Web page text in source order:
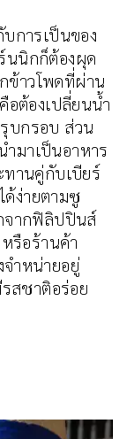
การเป็นของ
นนิกก็ต้องผุด
ข้าวโพดที่ผ่าน
อต้องเปลี่ยนน้ำ
บกรอบ ส่วน
มาเป็นอาหาร
ทานคู่กับเบียร์
ง่ายตามซู
จากฟิลิปปินส์
รือร้านค้า
จำหน่ายอยู่
สชาติอร่อย